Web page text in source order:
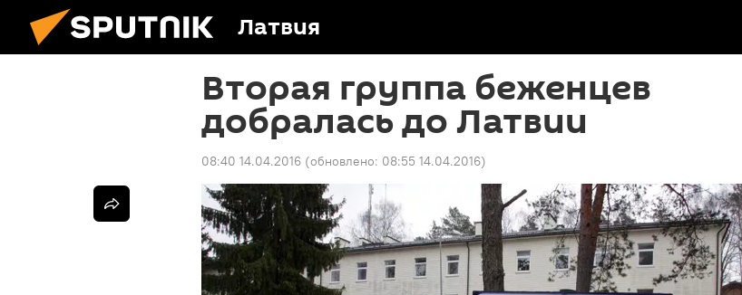
Латвия
Вторая группа беженцев
добралась до Латвии
08:40 14.04.2016 (обновлено: 08:55 14.04.2016)